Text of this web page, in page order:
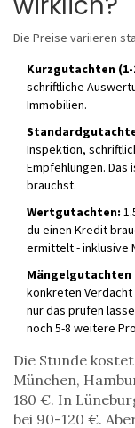
Die Preise variieren
Kurzgutachten
schriftliche
Immobilien.
Inspektion,
Empfehlungen. Das
brauchst.
Wertgutachten:
du einen Kredit
ermittelt - inklusive
Mängelgutachten
konkreten Verdacht
nur das prüfen
noch 5-8 weitere
Die Stunde
München,
180 €. In
bei 90-120 €.